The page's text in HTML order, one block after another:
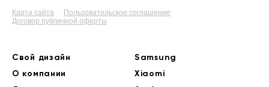
Карта сайта
Пользовательское соглашение
Договор публичной оферты
Свой дизайн
О компании
Samsung
Xiaomi